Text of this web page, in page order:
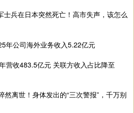
士兵在日本突然死亡！高市失声，该怎么
年公司海外业务收入5.22亿元
营收483.5亿元 关联方收入占比降至
离世！身体发出的“三次警报”，千万别